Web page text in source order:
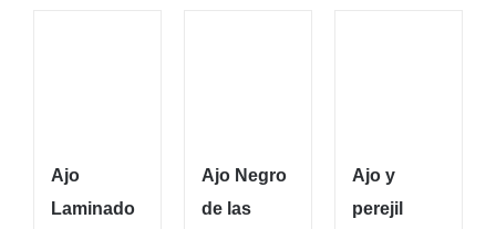
Ajo
Laminado
Ajo Negro
de las
Ajo y
perejil